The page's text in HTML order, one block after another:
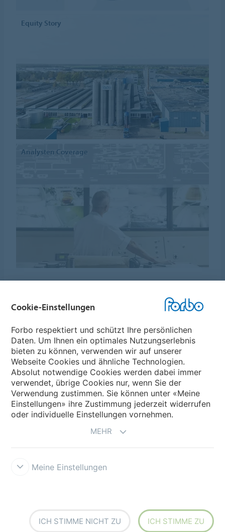
Equity Story
Analysten Coverage
Forbo-Gruppe
Forbo Flooring Systems
Forbo Movement Systems
Cookie-Einstellungen
Forbo respektiert und schützt Ihre persönlichen
Daten. Um Ihnen ein optimales Nutzungserlebnis
bieten zu können, verwenden wir auf unserer
Webseite Cookies und ähnliche Technologien.
Absolut notwendige Cookies werden dabei immer
verwendet, übrige Cookies nur, wenn Sie der
Verwendung zustimmen. Sie können unter «Meine
Einstellungen» ihre Zustimmung jederzeit widerrufen
oder individuelle Einstellungen vornehmen.
MEHR
Meine Einstellungen
ICH STIMME NICHT ZU ICH STIMME ZU